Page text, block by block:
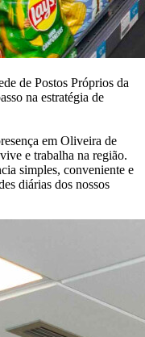
de Postos Próprios da
na estratégia de
em Oliveira de
e trabalha na região.
simples, conveniente e
diárias dos nossos